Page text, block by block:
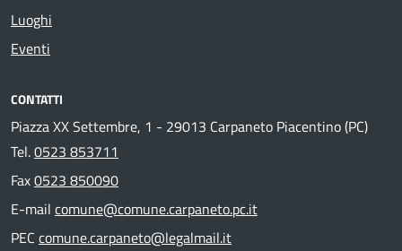
Luoghi
Eventi
CONTATTI
Piazza XX Settembre, 1 - 29013 Carpaneto Piacentino (PC)
Tel.0523 853711
Fax0523 850090
E-mail comune@comune.carpaneto.pc.it
PEC comune.carpaneto@legalmail.it